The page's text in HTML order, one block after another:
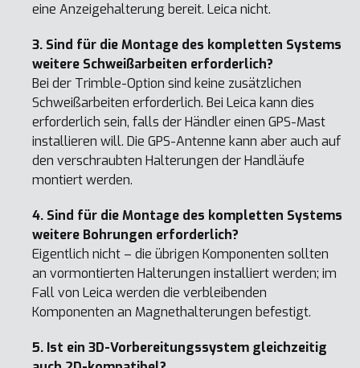
eine Anzeigehalterung bereit. Leica nicht.
3. Sind für die Montage des kompletten Systems
weitere Schweißarbeiten erforderlich?
Bei der Trimble-Option sind keine zusätzlichen
Schweißarbeiten erforderlich. Bei Leica kann dies
erforderlich sein, falls der Händler einen GPS-Mast
installieren will. Die GPS-Antenne kann aber auch auf
den verschraubten Halterungen der Handläufe
montiert werden.
4. Sind für die Montage des kompletten Systems
weitere Bohrungen erforderlich?
Eigentlich nicht – die übrigen Komponenten sollten
an vormontierten Halterungen installiert werden; im
Fall von Leica werden die verbleibenden
Komponenten an Magnethalterungen befestigt.
5. Ist ein 3D-Vorbereitungssystem gleichzeitig